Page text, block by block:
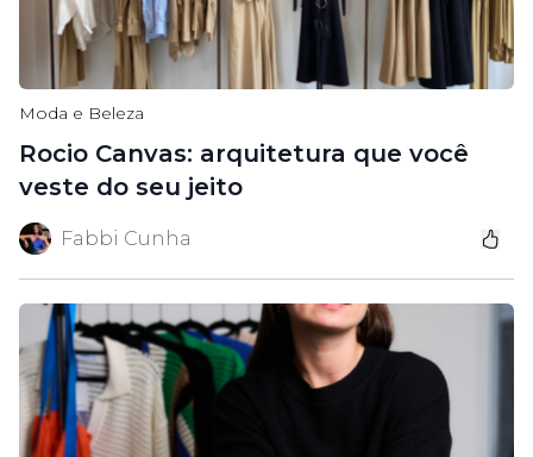
Moda e Beleza
Rocio Canvas: arquitetura que você
veste do seu jeito
Fabbi Cunha